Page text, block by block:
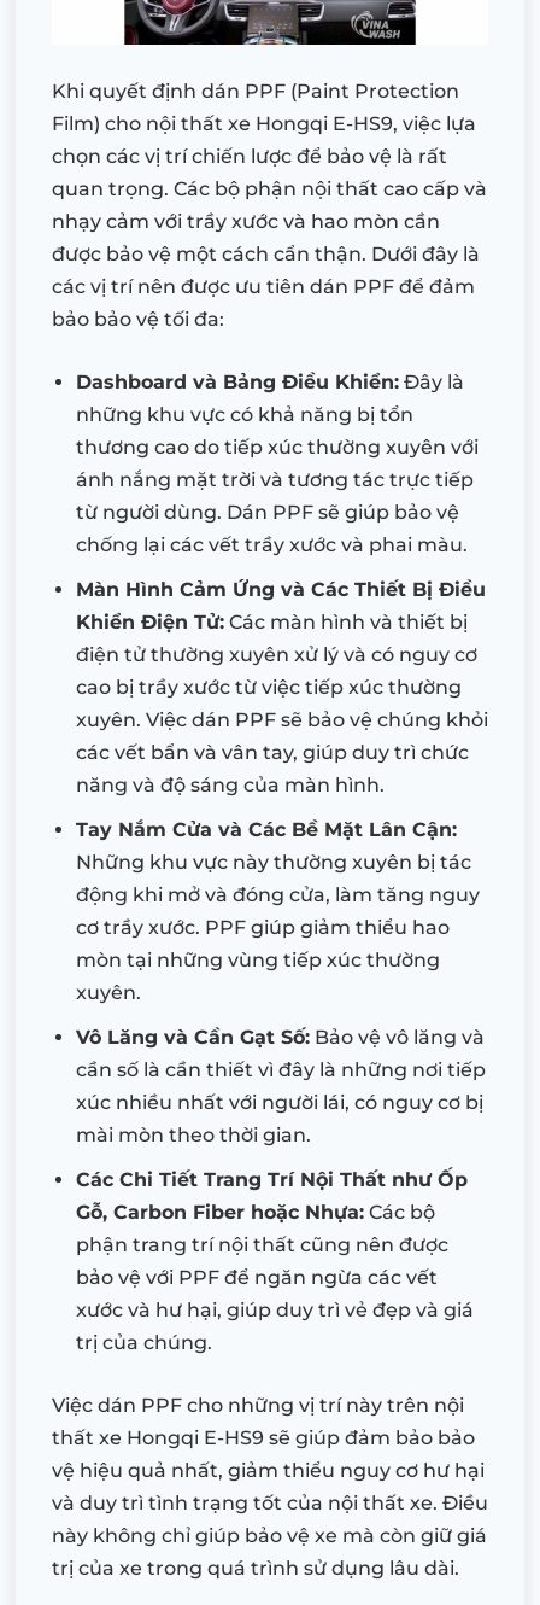
Khi quyết định dán PPF (Paint Protection
Film) cho nội thất xe Hongqi E-HS9, việc lựa
chọn các vị trí chiến lược để bảo vệ là rất
quan trọng. Các bộ phận nội thất cao cấp và
nhạy cảm với trầy xước và hao mòn cần
được bảo vệ một cách cẩn thận. Dưới đây là
các vị trí nên được ưu tiên dán PPF để đảm
bảo bảo vệ tối đa:
Dashboard và Bảng Điều Khiển: Đây là
những khu vực có khả năng bị tổn
thương cao do tiếp xúc thường xuyên với
ánh nắng mặt trời và tương tác trực tiếp
từ người dùng. Dán PPF sẽ giúp bảo vệ
chống lại các vết trầy xước và phai màu.
Màn Hình Cảm Ứng và Các Thiết Bị Điều
Khiển Điện Tử: Các màn hình và thiết bị
điện tử thường xuyên xử lý và có nguy cơ
cao bị trầy xước từ việc tiếp xúc thường
xuyên. Việc dán PPF sẽ bảo vệ chúng khỏi
các vết bẩn và vân tay, giúp duy trì chức
năng và độ sáng của màn hình.
Tay Nắm Cửa và Các Bề Mặt Lân Cận:
Những khu vực này thường xuyên bị tác
động khi mở và đóng cửa, làm tăng nguy
cơ trầy xước. PPF giúp giảm thiểu hao
mòn tại những vùng tiếp xúc thường
xuyên.
Vô Lăng và Cần Gạt Số: Bảo vệ vô lăng và
cần số là cần thiết vì đây là những nơi tiếp
xúc nhiều nhất với người lái, có nguy cơ bị
mài mòn theo thời gian.
Các Chi Tiết Trang Trí Nội Thất như Ốp
Gỗ, Carbon Fiber hoặc Nhựa: Các bộ
phận trang trí nội thất cũng nên được
bảo vệ với PPF để ngăn ngừa các vết
xước và hư hại, giúp duy trì vẻ đẹp và giá
trị của chúng.
Việc dán PPF cho những vị trí này trên nội
thất xe Hongqi E-HS9 sẽ giúp đảm bảo bảo
vệ hiệu quả nhất, giảm thiểu nguy cơ hư hại
và duy trì tình trạng tốt của nội thất xe. Điều
này không chỉ giúp bảo vệ xe mà còn giữ giá
trị của xe trong quá trình sử dụng lâu dài.